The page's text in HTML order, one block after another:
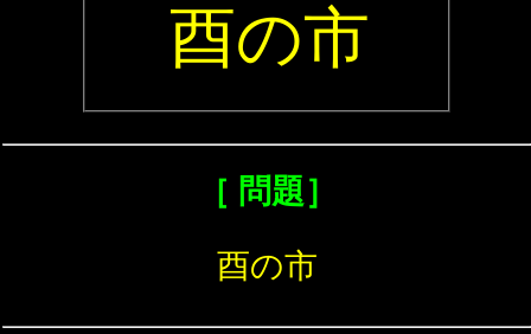
酉の市
［ 問題］
酉の市